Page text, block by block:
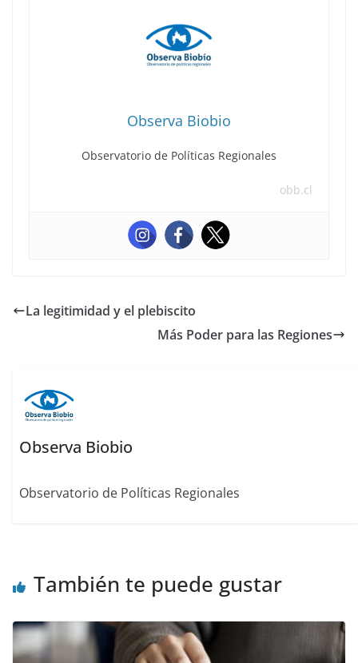
Observa Biobio
Observatorio de Políticas Regionales
obb.cl
La legitimidad y el plebiscito
Más Poder para las Regiones
Observa Biobio
Observatorio de Políticas Regionales
También te puede gustar